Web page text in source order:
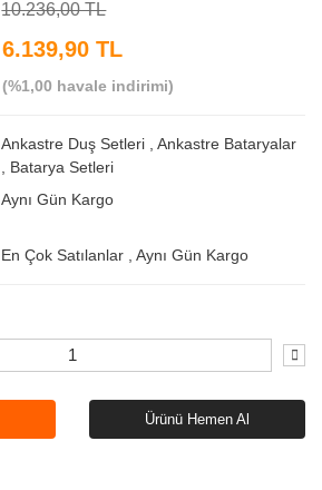
10.236,00 TL
6.139,90 TL
(%1,00 havale indirimi)
Ankastre Duş Setleri ,Ankastre Bataryalar
Batarya Setleri
Aynı Gün Kargo
En Çok Satılanlar ,Aynı Gün Kargo
Ürünü Hemen Al